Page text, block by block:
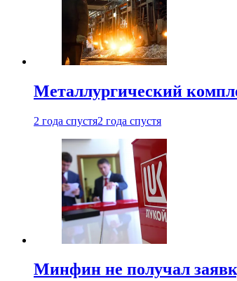
Металлургический
2 года спустя2 года спустя
Минфин не получал